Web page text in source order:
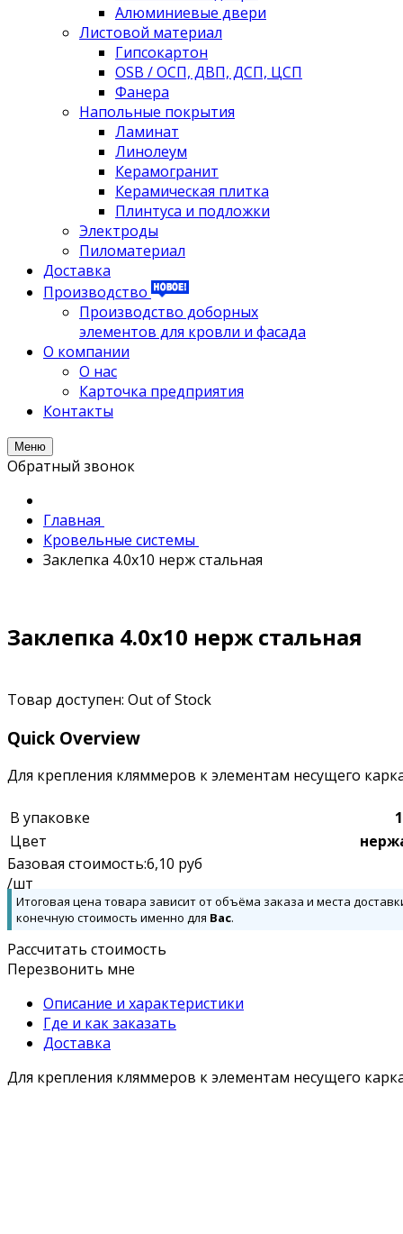
Алюминиевые двери
Листовой материал
Гипсокартон
OSB / ОСП, ДВП, ДСП, ЦСП
Фанера
Напольные покрытия
Ламинат
Линолеум
Керамогранит
Керамическая плитка
Плинтуса и подложки
Электроды
Пиломатериал
Доставка
Производство
Производство доборных
элементов для кровли и фасада
О компании
О нас
Карточка предприятия
Контакты
Меню
Обратный звонок
Главная
Кровельные системы
Заклепка 4.0х10 нерж стальная
Заклепка 4.0х10 нерж стальная
Товар доступен: Out of Stock
Quick Overview
Для крепления кляммеров к элементам несущего
В упаковке
Цвет
Базовая стоимость:6,10 руб
/шт
Итоговая цена товара зависит от объёма заказа и места
конечную стоимость именно для Вас.
Рассчитать стоимость
Перезвонить мне
Описание и характеристики
Где и как заказать
Доставка
Для крепления кляммеров к элементам несущего